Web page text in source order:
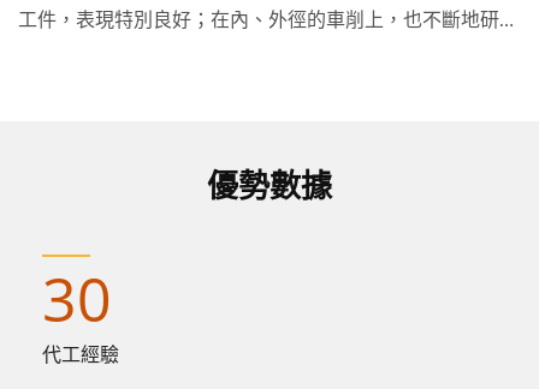
工件，表現特別良好；在內、外徑的車削上，也不斷地研
優勢數據
30
代工經驗